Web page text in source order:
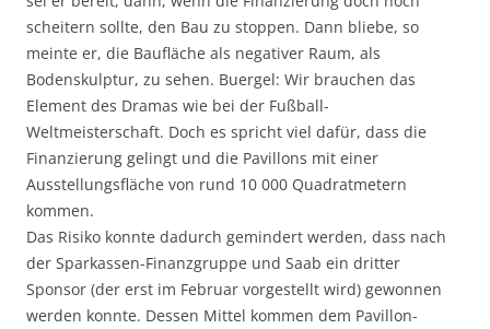
scheitern sollte, den Bau zu stoppen. Dann bliebe, so
meinte er, die Baufläche als negativer Raum, als
Bodenskulptur, zu sehen. Buergel: Wir brauchen das
Element des Dramas wie bei der Fußball-
Weltmeisterschaft. Doch es spricht viel dafür, dass die
Finanzierung gelingt und die Pavillons mit einer
Ausstellungsfläche von rund 10 000 Quadratmetern
kommen.
Das Risiko konnte dadurch gemindert werden, dass nach
der Sparkassen-Finanzgruppe und Saab ein dritter
Sponsor (der erst im Februar vorgestellt wird) gewonnen
werden konnte. Dessen Mittel kommen dem Pavillon-